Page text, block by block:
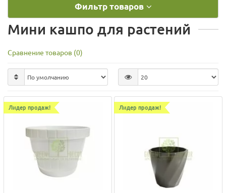
Фильтр товаров
Мини кашпо для растений
Сравнение товаров (0)
Лидер продаж! Лидер продаж!